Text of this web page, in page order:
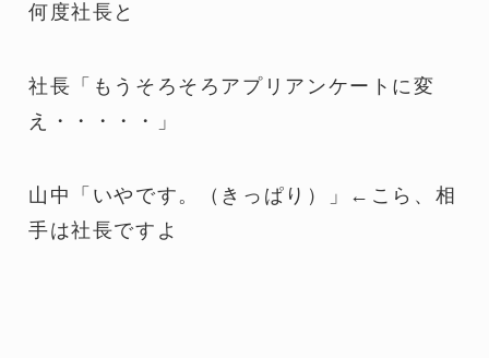
何度社長と
社長「もうそろそろアプリアンケートに変
え・・・・・」
山中「いやです。（きっぱり）」←こら、相
手は社長ですよ